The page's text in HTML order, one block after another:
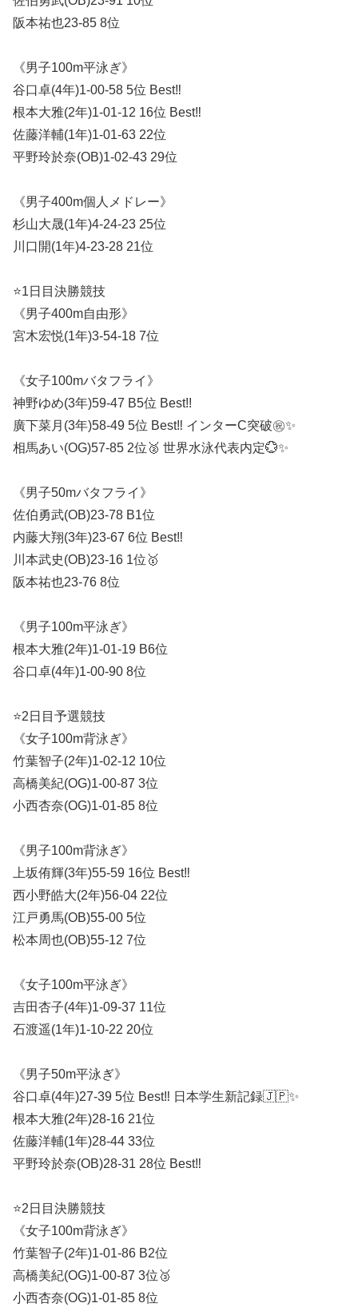
阪本祐也23-85 8位
《男子100m平泳ぎ》
谷口卓(4年)1-00-58 5位 Best‼︎
根本大雅(2年)1-01-12 16位 Best‼︎
佐藤洋輔(1年)1-01-63 22位
平野玲於奈(OB)1-02-43 29位
《男子400m個人メドレー》
杉山大晟(1年)4-24-23 25位
川口開(1年)4-23-28 21位
⭐️1日目決勝競技
《男子400m自由形》
宮木宏悦(1年)3-54-18 7位
《女子100mバタフライ》
神野ゆめ(3年)59-47 B5位 Best!!
廣下菜月(3年)58-49 5位 Best‼︎ インターC突破㊗️✨
相馬あい(OG)57-85 2位🥈 世界水泳代表内定💮✨
《男子50mバタフライ》
佐伯勇武(OB)23-78 B1位
内藤大翔(3年)23-67 6位 Best‼︎
川本武史(OB)23-16 1位🥇
阪本祐也23-76 8位
《男子100m平泳ぎ》
根本大雅(2年)1-01-19 B6位
谷口卓(4年)1-00-90 8位
⭐️2日目予選競技
《女子100m背泳ぎ》
竹葉智子(2年)1-02-12 10位
高橋美紀(OG)1-00-87 3位
小西杏奈(OG)1-01-85 8位
《男子100m背泳ぎ》
上坂侑輝(3年)55-59 16位 Best‼︎
西小野皓大(2年)56-04 22位
江戸勇馬(OB)55-00 5位
松本周也(OB)55-12 7位
《女子100m平泳ぎ》
吉田杏子(4年)1-09-37 11位
石渡遥(1年)1-10-22 20位
《男子50m平泳ぎ》
谷口卓(4年)27-39 5位 Best‼︎ 日本学生新記録🇯🇵✨
根本大雅(2年)28-16 21位
佐藤洋輔(1年)28-44 33位
平野玲於奈(OB)28-31 28位 Best‼︎
⭐️2日目決勝競技
《女子100m背泳ぎ》
竹葉智子(2年)1-01-86 B2位
高橋美紀(OG)1-00-87 3位🥉
小西杏奈(OG)1-01-85 8位